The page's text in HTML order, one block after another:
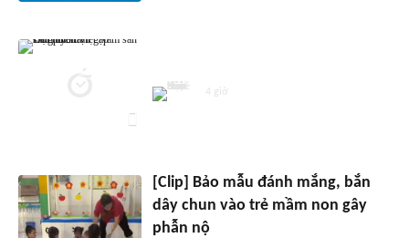
4 giờ
[Clip] Bảo mẫu đánh mắng, bắn
dây chun vào trẻ mầm non gây
phẫn nộ